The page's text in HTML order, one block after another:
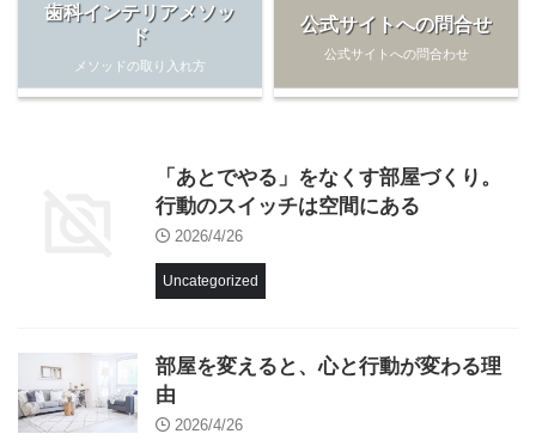
歯科インテリアメソッ
ド
メソッドの取り入れ方
公式サイトへの問合せ
公式サイトへの問合わせ
「あとでやる」をなくす部屋づくり。
行動のスイッチは空間にある
2026/4/26
Uncategorized
部屋を変えると、心と行動が変わる理
由
2026/4/26